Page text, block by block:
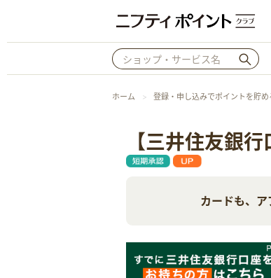
ホーム 登録・申し込みでポイントを貯め
【三井住友銀
カードも、